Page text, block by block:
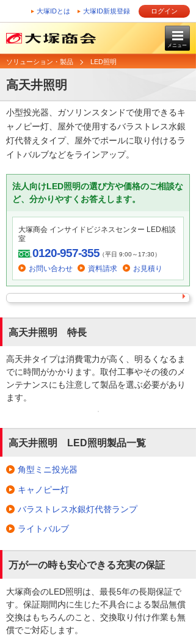
大塚IDとは 大塚ID新規登録 ログイン
メニュー
ソリューション・製品 LED照明
高天井照明
小型投光器、ガソリンスタンドで使用できるキ
ャノピー灯、屋外で使用するバラストレス水銀
灯代替えタイプ、屋外でポールに取り付けるラ
イトバルブなどをラインアップ。
法人向けLED照明の選び方や価格のご相談な
ど、分かりやすくお答えします。
大塚商会 インサイドビジネスセンター LED相談
室
0120-957-355（平日 9:00～17:30）
お問い合わせ 資料請求 お見積り
高天井照明 特長
高天井タイプは消費電力が高く、明るくなるま
でに時間がかかります。取付工事やその後のメ
ンテナンスにも注意して製品を選ぶ必要があり
ます。
高天井照明 LED照明製品一覧
角型ミニ投光器
キャノピー灯
バラストレス水銀灯代替ランプ
ライトバルブ
万が一の時も安心できる充実の保証
大塚商会のLED照明は、最長5年の長期保証で
す。保証期間内に生じた不具合による製品無償
交換はもちろんのこと、交換取り付け作業も無
償でご対応します。